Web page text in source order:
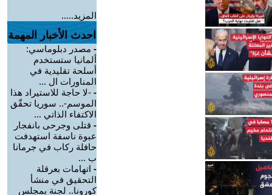
المزيد.....
احدث الأخبار المهمة
- مصدر دبلوماسي:
ألمانيا ستستخدم
أسلحة تقليدية في
المناورات ال ...
- -لا حاجة للاستيراد هذا
الموسم-.. سوريا تحقّق
الاكتفاء الذاتي ...
- قتلى وجرحى بانفجار
عبوة ناسفة استهدفت
حافلة ركاب في جرمانا
ب ...
- اتهامات بعرقلة
التحقيق في منشأ
كورونا.. لجنة بمجلس